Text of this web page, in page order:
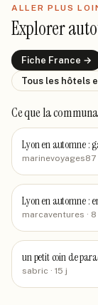
ALLER PLUS
Explorer
Fiche France →
Tous les hôtels
Ce que la
Lyon en automne :
marinevoyages87
Lyon en automne :
marcaventures ·
un petit coin de
sabric · 15 j